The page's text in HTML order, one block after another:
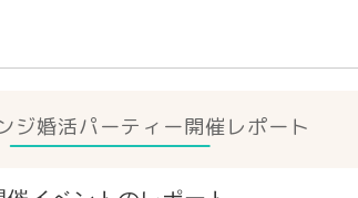
ジ婚活パーティー開催レポート